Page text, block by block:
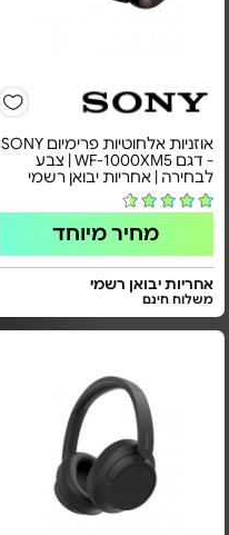
אוזניות אלחוטיות פרימיום SONY
- דגם WF-1000XM5 | צבע
לבחירה | אחריות יבואן רשמי
מחיר מיוחד
אחריות יבואן רשמי
משלוח חינם